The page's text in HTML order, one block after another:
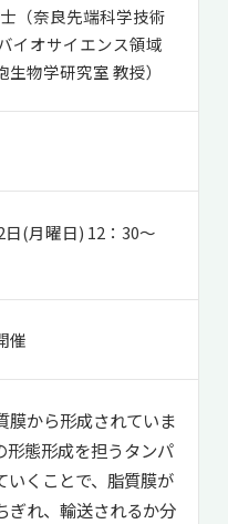
ップ
プ
ENGLISH
在学生の方へ
地域・一般の方へ
（奈良先端科学技術
イオサイエンス領域
物学研究室 教授）
日(月曜日) 12：30～
催
膜から形成されていま
形態形成を担うタンパ
いくことで、脂質膜が
ぎれ、輸送されるか分